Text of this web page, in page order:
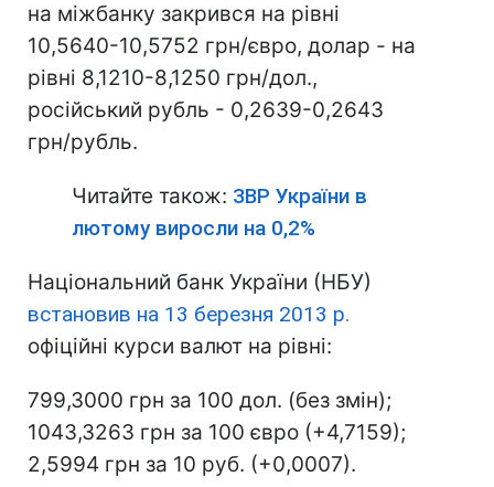
на міжбанку закрився на рівні
10,5640-10,5752 грн/євро, долар - на
рівні 8,1210-8,1250 грн/дол.,
російський рубль - 0,2639-0,2643
грн/рубль.
Читайте також: ЗВР України в
лютому виросли на 0,2%
Національний банк України (НБУ)
встановив на 13 березня 2013 р.
офіційні курси валют на рівні:
799,3000 грн за 100 дол. (без змін);
1043,3263 грн за 100 євро (+4,7159);
2,5994 грн за 10 руб. (+0,0007).